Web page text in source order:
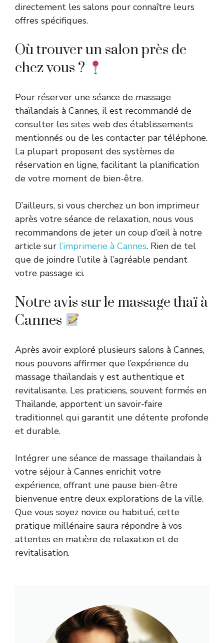
directement les salons pour connaître leurs
offres spécifiques.
Où trouver un salon près de
chez vous ?
Pour réserver une séance de massage
thaïlandais à Cannes, il est recommandé de
consulter les sites web des établissements
mentionnés ou de les contacter par téléphone.
La plupart proposent des systèmes de
réservation en ligne, facilitant la planification
de votre moment de bien-être.
D’ailleurs, si vous cherchez un bon imprimeur
après votre séance de relaxation, nous vous
recommandons de jeter un coup d’œil à notre
article sur l’imprimerie à Cannes. Rien de tel
que de joindre l’utile à l’agréable pendant
votre passage ici.
Notre avis sur le massage thaï à
Cannes
Après avoir exploré plusieurs salons à Cannes,
nous pouvons affirmer que l’expérience du
massage thaïlandais y est authentique et
revitalisante. Les praticiens, souvent formés en
Thaïlande, apportent un savoir-faire
traditionnel qui garantit une détente profonde
et durable.
Intégrer une séance de massage thaïlandais à
votre séjour à Cannes enrichit votre
expérience, offrant une pause bien-être
bienvenue entre deux explorations de la ville.
Que vous soyez novice ou habitué, cette
pratique millénaire saura répondre à vos
attentes en matière de relaxation et de
revitalisation.